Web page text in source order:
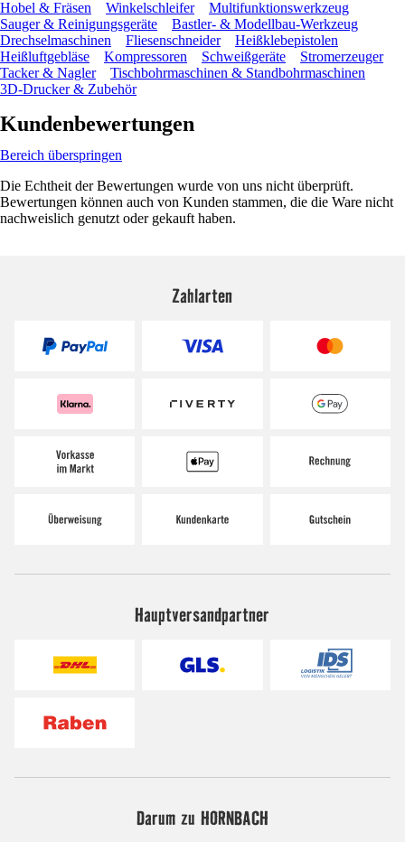
Hobel & Fräsen Winkelschleifer
Multifunktionswerkzeug
Sauger & Reinigungsgeräte
Bastler- & Modellbau-Werkzeug
Drechselmaschinen
Fliesenschneider
Heißklebepistolen
Heißluftgebläse
Kompressoren Schweißgeräte
Stromerzeuger
Tacker & Nagler
Tischbohrmaschinen & Standbohrmaschinen
3D-Drucker & Zubehör
Kundenbewertungen
Bereich überspringen
Die Echtheit der Bewertungen wurde von uns nicht überprüft.
Bewertungen können auch von Kunden stammen, die die Ware nicht
nachweislich genutzt oder gekauft haben.
Zahlarten
Hauptversandpartner
Darum zu HORNBACH